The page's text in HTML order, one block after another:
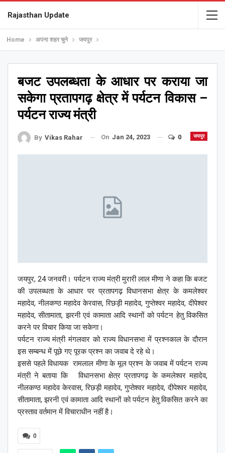
Rajasthan Update
Home अपना शहर चुने जयपुर
बजट उपलब्धता के आधार पर कराया जा
सकेगा प्रतापगढ़ क्षेत्र में पर्यटन विकास –
पर्यटन राज्य मंत्री
जयपुर
By Vikas Rahar On Jan 24, 2023 0
जयपुर, 24 जनवरी। पर्यटन राज्य मंत्री मुरारी लाल मीणा ने कहा कि बजट
की उपलब्धता के आधार पर प्रतापगढ़ विधानसभा क्षेत्र के कमलेश्वर
महादेव, नीलकण्ठ महादेव केरवास, रिछड़ी महादेव, गुप्तेश्वर महादेव, दीपेश्वर
महादेव, सीतामाता, झरनी एवं कामाता आदि स्थानों को पर्यटन हेतु विकसित
करने पर विचार किया जा सकेगा।
पर्यटन राज्य मंत्री मंगलवार को राज्य विधानसभा में प्रश्नकाल के दौरान
इस सम्बन्ध में पूछे गए पूरक प्रश्न का जवाब दे रहे थे।
इससे पहले विधायक रामलाल मीणा के मूल प्रश्न के जवाब में पर्यटन राज्य
मंत्री ने बताया कि विधानसभा क्षेत्र प्रतापगढ़ के कमलेश्वर महादेव,
नीलकण्ठ महादेव केरवास, रिछड़ी महादेव, गुप्तेश्वर महादेव, दीपेश्वर महादेव,
सीतामाता, झरनी एवं कामाता आदि स्थानों को पर्यटन हेतु विकसित करने का
प्रस्ताव वर्तमान में विचाराधीन नहीं है।
0